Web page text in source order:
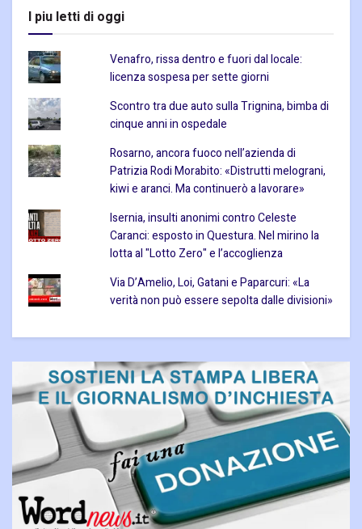
I piu letti di oggi
Venafro, rissa dentro e fuori dal locale:
licenza sospesa per sette giorni
Scontro tra due auto sulla Trignina, bimba di
cinque anni in ospedale
Rosarno, ancora fuoco nell’azienda di
Patrizia Rodi Morabito: «Distrutti melograni,
kiwi e aranci. Ma continuerò a lavorare»
Isernia, insulti anonimi contro Celeste
Caranci: esposto in Questura. Nel mirino la
lotta al "Lotto Zero" e l’accoglienza
Via D’Amelio, Loi, Gatani e Paparcuri: «La
verità non può essere sepolta dalle divisioni»